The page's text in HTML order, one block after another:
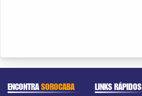
ENCONTRASOROCABA LINKS RÁPIDOS